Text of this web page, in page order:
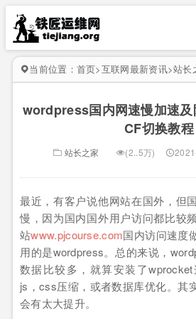
当前位置： 首页>互联网最新资讯>站长
wordpress国内网速慢加速
CF切换教程
站长之家 (2..5万)
最近，有客户说他网站在国外，但
慢，因为国内国外用户访问都比较
站www.pjcourse.com国内访问速度
用的是wordpress。总的来说，
数据比较多，就算安装了
js，css压缩，或者数据库优化。其
会有太大提升。